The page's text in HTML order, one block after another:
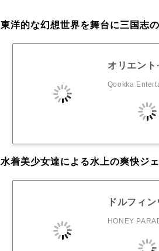
東洋的な幻想世界を舞台に三国志
オリエント
Qookka
水着美少女達による水上の爽快ジ
ドルフィ
HONEY